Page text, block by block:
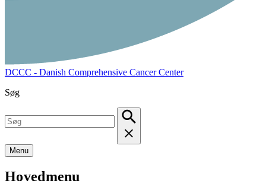
DCCC - Danish Comprehensive Cancer Center
Søg
Menu
Hovedmenu